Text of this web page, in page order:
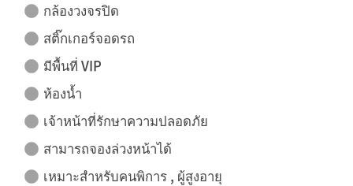
กล้องวงจรปิด
สติ๊กเกอร์จอดรถ
มีพื้นที่ VIP
ห้องน้ำ
เจ้าหน้าที่รักษาความปลอดภัย
สามารถจองล่วงหน้าได้
เหมาะสำหรับคนพิการ , ผู้สูงอายุ